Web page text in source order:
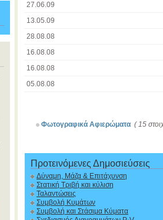
27.06.09
13.05.09
28.08.08
16.08.08
16.08.08
05.08.08
Φωτογραφικά Αφιερώματα ( 15
Προτεινόμενες Δημοσιεύσεις
Δύναμη, Μάζα & Επιτάχυνση
Στατική Τριβή και κύλιση
Ταλαντώσεις
Συμβολή Κυμάτων
Συμβολή και Στάσιμα Κύματα